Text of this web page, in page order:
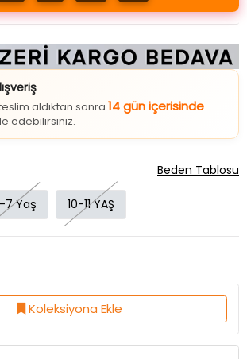
aldıktan sonra 14 gün içerisinde
edebilirsiniz.
7 Yaş 10-11 YAŞ
Beden Tablosu
Koleksiyona Ekle